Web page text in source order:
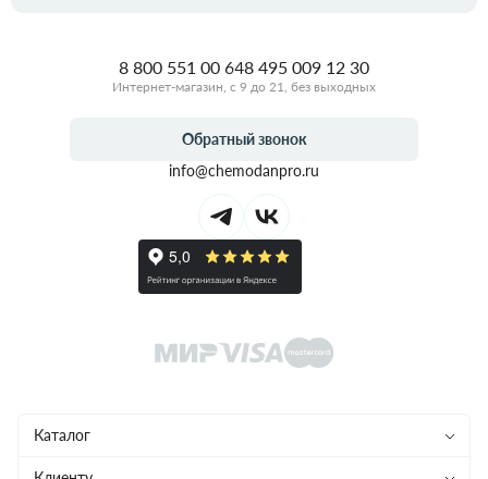
Каталог
8 800 551 00 648 495 009 12 30
Интернет-магазин, с 9 до 21, без выходных
Обратный звонок
info@chemodanpro.ru